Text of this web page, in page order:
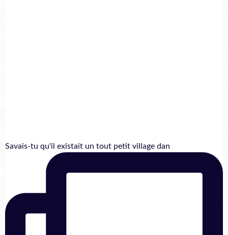
Savais-tu qu'il existait un tout petit village dan